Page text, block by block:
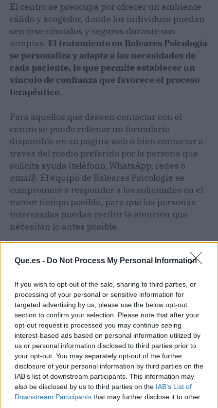
Que.es - Do Not Process My Personal Information
If you wish to opt-out of the sale, sharing to third parties, or
processing of your personal or sensitive information for
targeted advertising by us, please use the below opt-out
section to confirm your selection. Please note that after your
opt-out request is processed you may continue seeing
interest-based ads based on personal information utilized by
us or personal information disclosed to third parties prior to
your opt-out. You may separately opt-out of the further
disclosure of your personal information by third parties on the
IAB’s list of downstream participants. This information may
also be disclosed by us to third parties on the IAB’s List of
Downstream Participants that may further disclose it to other
El centro se preocupa por ofrecer un ambiente
cálido y acogedor, donde los individuos puedan
sentirse cómodos y seguros durante sus
terapias. El tratamiento en Baleares Psicología
se personaliza y adapta a las necesidades de
cada paciente, lo que permite establecer un
vínculo de confianza que favorece el proceso
terapéutico.
Para aquellos que deseen contactar con el
centro se puede rellenar un formulario
disponible en su página web o bien contactar a
través del medio preferido por la persona que
solicita ayuda (teléfono, WhatsApp, redes o
email). El equipo de Baleares Psicología se
compromete a responder a las solicitudes en el
menor tiempo posible, para que las personas
interesadas puedan recibir la atención que
necesitan lo antes posible.
Publicidad